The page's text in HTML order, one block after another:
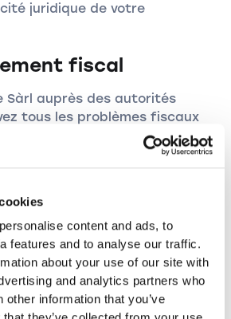
content and ads, to
features and to analyse our traffic.
about your use of our site with
and analytics partners who
other information that you’ve
juridique de votre
fiscal
Sàrl auprès des autorités
tous les problèmes fiscaux
Sàrl nécessite une
mise en œuvre minutieuses.
étapes et prenez les bonnes
créer une Sàrl avec
des nombreux avantages
Nous espérons que ce